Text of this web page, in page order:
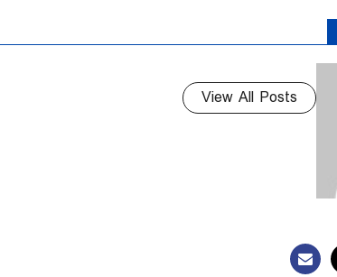
View All Posts